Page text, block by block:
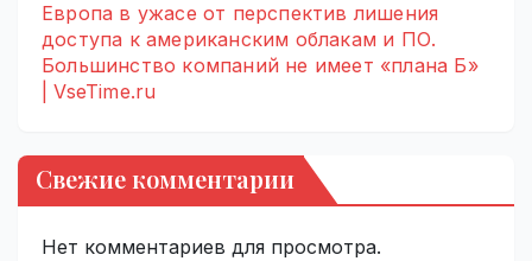
Европа в ужасе от перспектив лишения
доступа к американским облакам и ПО.
Большинство компаний не имеет «плана Б»
| VseTime.ru
Свежие комментарии
Нет комментариев для просмотра.